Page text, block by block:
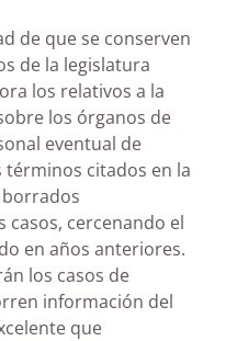
de que se conserven
de la legislatura
los relativos a la
los órganos de
eventual de
términos citados en la
borrados
cercenando el
en años anteriores.
los casos de
información del
que